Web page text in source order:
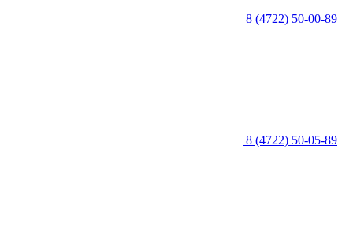
8 (4722) 50-00-89
8 (4722) 50-05-89